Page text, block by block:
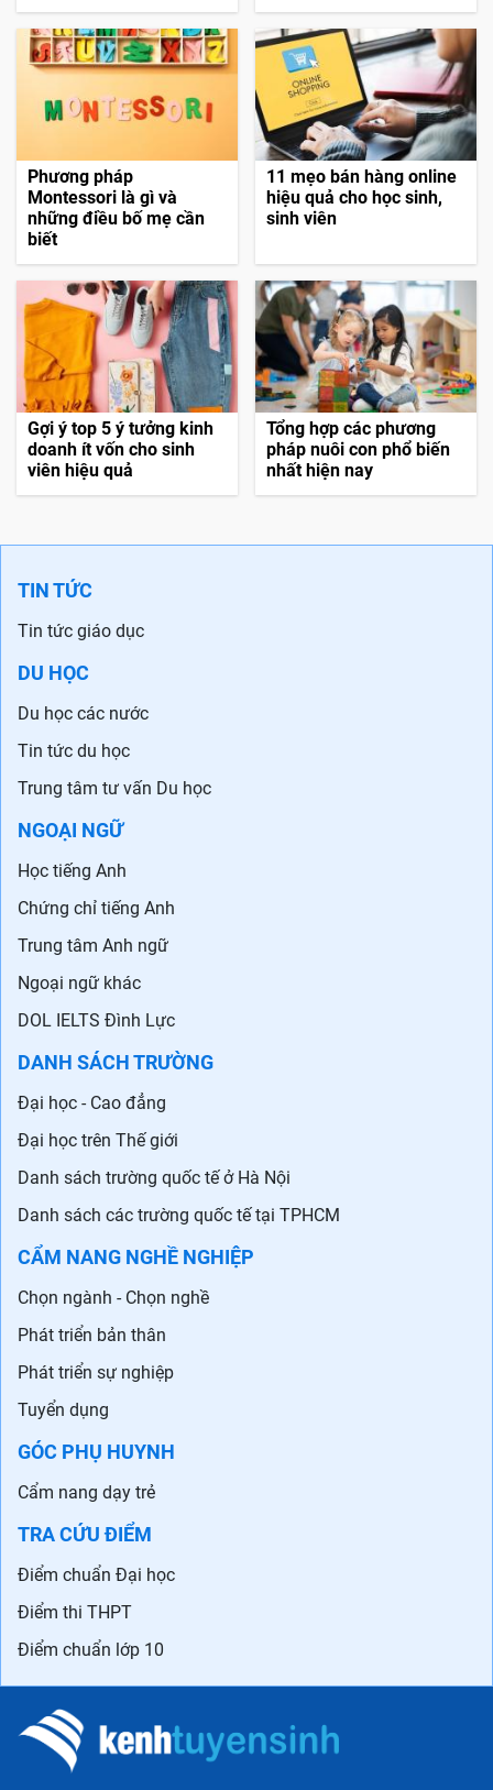
Phương pháp
Montessori là gì và
những điều bố mẹ cần
biết
11 mẹo bán hàng online
hiệu quả cho học sinh,
sinh viên
Gợi ý top 5 ý tưởng kinh
doanh ít vốn cho sinh
viên hiệu quả
Tổng hợp các phương
pháp nuôi con phổ biến
nhất hiện nay
TIN TỨC
Tin tức giáo dục
DU HỌC
Du học các nước
Tin tức du học
Trung tâm tư vấn Du học
NGOẠI NGỮ
Học tiếng Anh
Chứng chỉ tiếng Anh
Trung tâm Anh ngữ
Ngoại ngữ khác
DOL IELTS Đình Lực
DANH SÁCH TRƯỜNG
Đại học - Cao đẳng
Đại học trên Thế giới
Danh sách trường quốc tế ở Hà Nội
Danh sách các trường quốc tế tại TPHCM
CẨM NANG NGHỀ NGHIỆP
Chọn ngành - Chọn nghề
Phát triển bản thân
Phát triển sự nghiệp
Tuyển dụng
GÓC PHỤ HUYNH
Cẩm nang dạy trẻ
TRA CỨU ĐIỂM
Điểm chuẩn Đại học
Điểm thi THPT
Điểm chuẩn lớp 10